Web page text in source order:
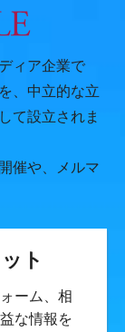
ィア企業で
、中立的な立
て設立されま
催や、メルマ
ト
ーム、相
な情報を